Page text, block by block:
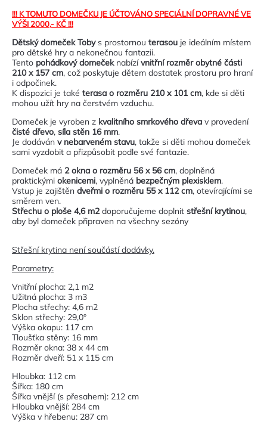
!!! K TOMUTO DOMEČKU JE ÚČTOVÁNO SPECIÁLNÍ DOPRAVNÉ VE
VÝŠI 2000,- KČ !!!
Dětský domeček Tobys prostornou terasou je ideálním místem
pro dětské hry a nekonečnou fantazii.
Tento pohádkový domečeknabízívnitřní rozměr obytné části
210 x 157 cm, což poskytuje dětem dostatek prostoru pro hraní
i odpočinek.
K dispozici je také terasa o rozměru 210 x 101 cm, kde si děti
mohou užít hry na čerstvém vzduchu.
Domeček je vyroben z kvalitního smrkového dřeva v provedení
čisté dřevo, síla stěn 16 mm.
Je dodáván v nebarveném stavu, takže si děti mohou domeček
sami vyzdobit a přizpůsobit podle své fantazie.
Domeček má 2 okna o rozměru 56 x 56 cm, doplněná
praktickými okenicemi, vyplněná bezpečným plexisklem.
Vstup je zajištěn dveřmi o rozměru 55 x 112 cm, otevírajícími se
směrem ven.
Střechu o ploše 4,6 m2doporučujeme doplnit střešní krytinou,
aby byl domeček připraven na všechny sezóny
Střešní krytina není součástí dodávky.
Parametry:
Vnitřní plocha: 2,1 m2
Užitná plocha: 3 m3
Plocha střechy: 4,6 m2
Sklon střechy: 29,0°
Výška okapu: 117 cm
Tloušťka stěny: 16 mm
Rozměr okna: 38 x 44 cm
Rozměr dveří: 51 x 115 cm
Hloubka: 112 cm
Šířka: 180 cm
Šířka vnější (s přesahem): 212 cm
Hloubka vnější: 284 cm
Výška v hřebenu: 287 cm